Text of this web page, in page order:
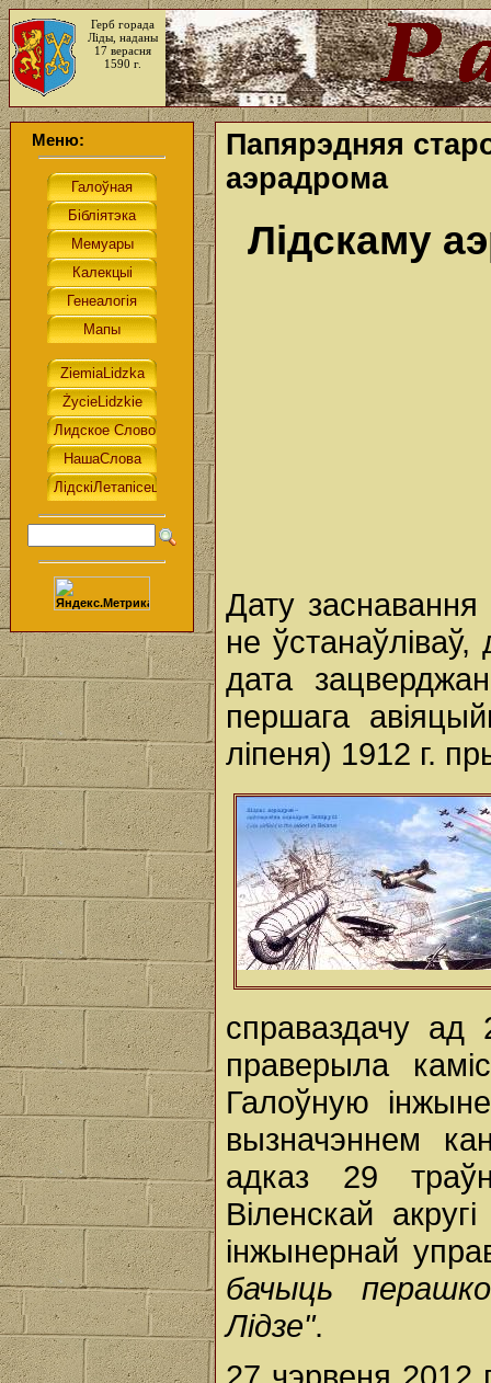
Герб горада
Ліды, наданы
17 верасня
1590 г.
Меню:
Папярэдняя
аэрадрома
Лідскаму
Дату заснавання
не
дата
першага
ліпеня) 1912 г.
справаздачу ад
праверыла
Галоўную
вызначэннем
адказ 29
Віленскай
інжынернай
бачыць
Лідзе".